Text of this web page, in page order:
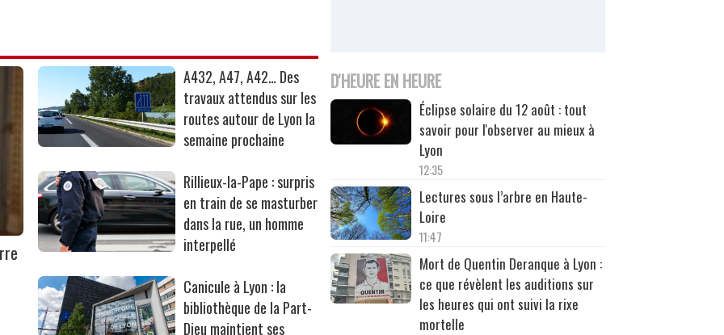
A432, A47, A42… Des
travaux attendus sur les
routes autour de Lyon la
semaine prochaine
Rillieux-la-Pape : surpris
en train de se masturber
dans la rue, un homme
interpellé
Canicule à Lyon : la
bibliothèque de la Part-
Dieu maintient ses
D'HEURE EN HEURE
Éclipse solaire du 12 août : tout
savoir pour l'observer au mieux à
Lyon
12:35
Lectures sous l’arbre en Haute-
Loire
11:47
Mort de Quentin Deranque à Lyon :
ce que révèlent les auditions sur
les heures qui ont suivi la rixe
mortelle